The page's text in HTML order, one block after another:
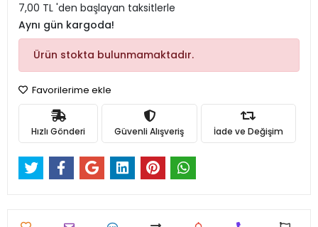
7,00 TL 'den başlayan taksitlerle
Aynı gün kargoda!
Ürün stokta bulunmamaktadır.
Favorilerime ekle
Hızlı Gönderi Güvenli Alışveriş İade ve Değişim